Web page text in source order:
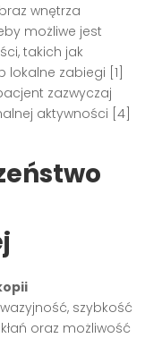
wnętrza
możliwe jest
takich jak
lokalne zabiegi [1]
zazwyczaj
aktywności [4]
szybkość
oraz możliwość